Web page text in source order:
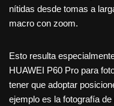
nítidas desde tomas a
macro con zoom.
Esto resulta
HUAWEI P60 Pro para
tener que adoptar
ejemplo es la fotografía